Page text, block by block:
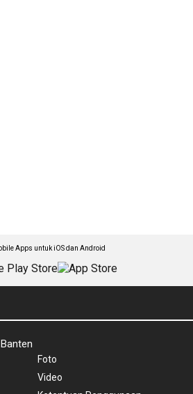
Apps untuk iOS dan Android
Foto
Video